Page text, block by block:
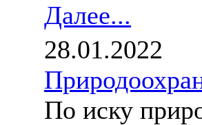
Далее...
28.01.2022
По иску